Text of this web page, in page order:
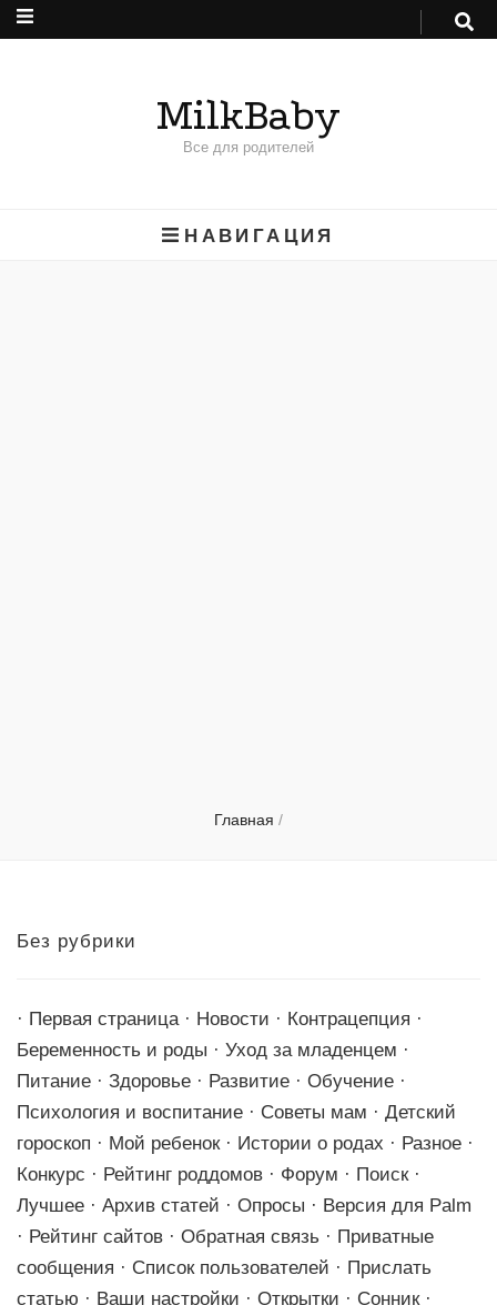
MilkBaby
Все для родителей
НАВИГАЦИЯ
Главная /
Без рубрики
· Первая страница · Новости · Контрацепция ·
Беременность и роды · Уход за младенцем ·
Питание · Здоровье · Развитие · Обучение ·
Психология и воспитание · Советы мам · Детский
гороскоп · Мой ребенок · Истории о родах · Разное ·
Конкурс · Рейтинг роддомов · Форум · Поиск ·
Лучшее · Архив статей · Опросы · Версия для Palm
· Рейтинг сайтов · Обратная связь · Приватные
сообщения · Список пользователей · Прислать
статью · Ваши настройки · Открытки · Сонник ·